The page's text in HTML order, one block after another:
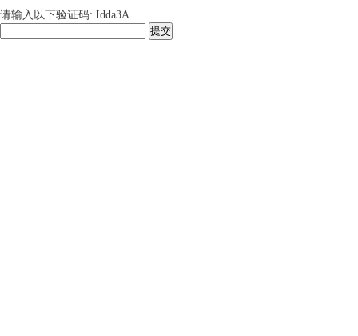
请输入以下验证码: Idda3A
提交